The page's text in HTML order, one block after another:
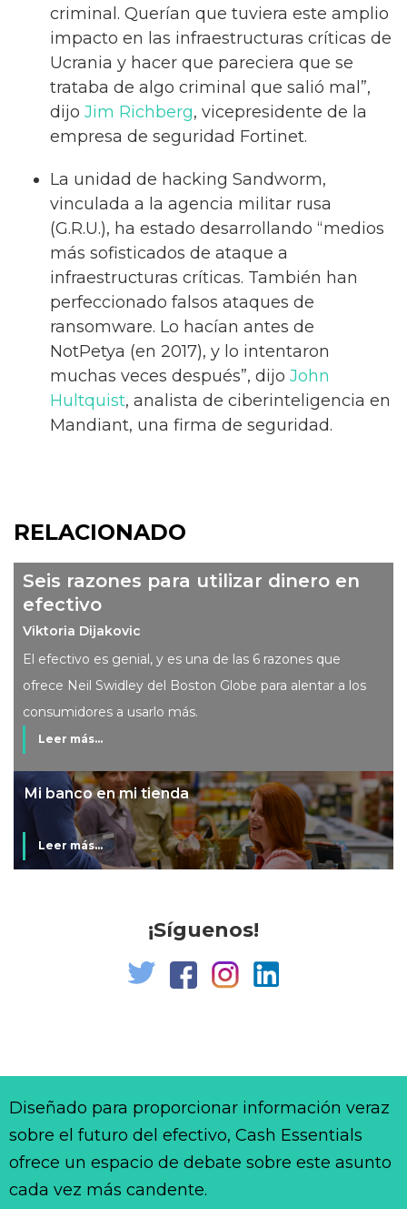
criminal. Querían que tuviera este amplio
impacto en las infraestructuras críticas de
Ucrania y hacer que pareciera que se
trataba de algo criminal que salió mal”,
dijo Jim Richberg, vicepresidente de la
empresa de seguridad Fortinet.
La unidad de hacking Sandworm,
vinculada a la agencia militar rusa
(G.R.U.), ha estado desarrollando “medios
más sofisticados de ataque a
infraestructuras críticas. También han
perfeccionado falsos ataques de
ransomware. Lo hacían antes de
NotPetya (en 2017), y lo intentaron
muchas veces después”, dijo John
Hultquist, analista de ciberinteligencia en
Mandiant, una firma de seguridad.
RELACIONADO
Seis razones para utilizar dinero en
efectivo
Viktoria Dijakovic
El efectivo es genial, y es una de las 6 razones que
ofrece Neil Swidley del Boston Globe para alentar a los
consumidores a usarlo más.
Leer más...
Mi banco en mi tienda
Leer más...
¡Síguenos!
Diseñado para proporcionar información veraz
sobre el futuro del efectivo, Cash Essentials
ofrece un espacio de debate sobre este asunto
cada vez más candente.